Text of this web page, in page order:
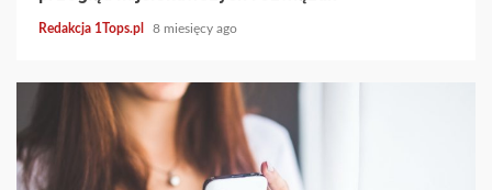
Redakcja 1Tops.pl 8 miesięcy ago